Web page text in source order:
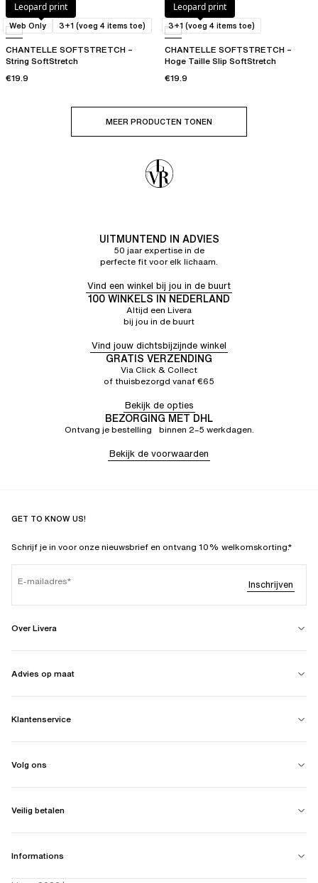
Leopard print
CHANTELLE SOFTSTRETCH –
String SoftStretch
€19.9
Web Only 3+1 (voeg 4 items toe)
Leopard print
CHANTELLE SOFTSTRETCH –
Hoge Taille Slip SoftStretch
€19.9
3+1 (voeg 4 items toe)
MEER PRODUCTEN TONEN
UITMUNTEND IN ADVIES
50 jaar expertise in de
perfecte fit voor elk lichaam.
Vind een winkel bij jou in de buurt
100 WINKELS IN NEDERLAND
Altijd een Livera
bij jou in de buurt
Vind jouw dichtsbijzijnde winkel
GRATIS VERZENDING
Via Click & Collect
of thuisbezorgd vanaf €65
Bekijk de opties
BEZORGING MET DHL
Ontvang je bestelling binnen 2–5 werkdagen.
Bekijk de voorwaarden
GET TO KNOW US!
Schrijf je in voor onze nieuwsbrief en ontvang 10% welkomskorting.*
E-mailadres Inschrijven
Over Livera
Advies op maat
Klantenservice
Volg ons
Veilig betalen
Informations